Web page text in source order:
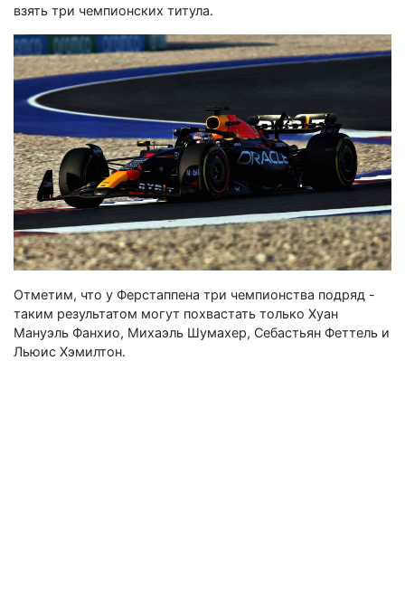
взять три чемпионских титула.
Отметим, что у Ферстаппена три чемпионства подряд -
таким результатом могут похвастать только Хуан
Мануэль Фанхио, Михаэль Шумахер, Себастьян Феттель и
Льюис Хэмилтон.